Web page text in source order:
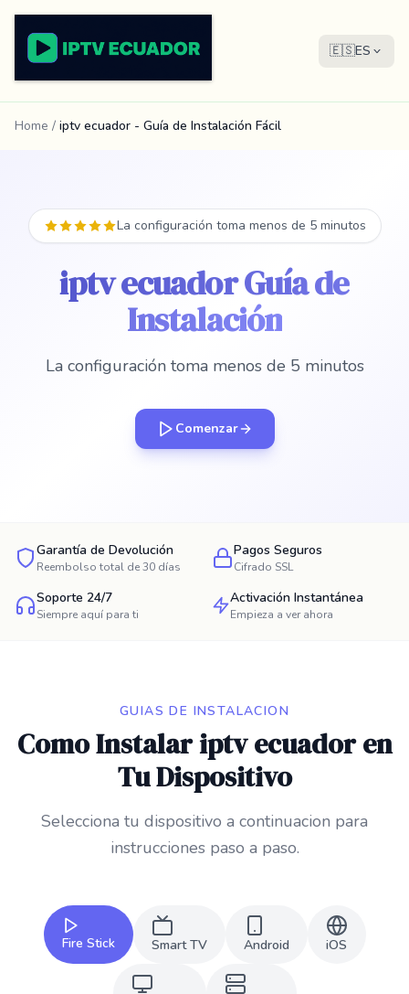
🇪🇸ES
Home / iptv ecuador - Guía de Instalación Fácil
La configuración toma menos de 5 minutos
iptv ecuador Guía de
Instalación
La configuración toma menos de 5 minutos
Comenzar
Garantía de Devolución
Reembolso total de 30 días
Pagos Seguros
Cifrado SSL
Soporte 24/7
Siempre aquí para ti
Activación Instantánea
Empieza a ver ahora
GUIAS DE INSTALACION
Como Instalar iptv ecuador en
Tu Dispositivo
Selecciona tu dispositivo a continuacion para
instrucciones paso a paso.
Fire Stick Smart TV Android iOS